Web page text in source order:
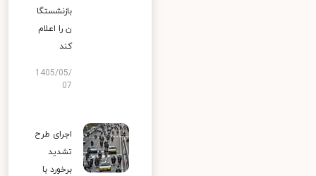
بازنشستگا
ن را اعلام
کند
1405/05/
07
اجرای طرح
تشدید
برخورد با